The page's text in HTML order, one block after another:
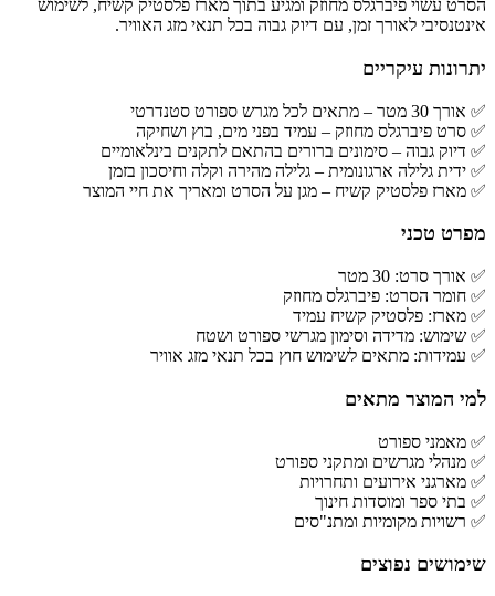
הסרט עשוי פיברגלס מחוזק ומגיע בתוך מארז פלסטיק קשיח, לשימוש
אינטנסיבי לאורך זמן, עם דיוק גבוה בכל תנאי מזג האוויר.
יתרונות עיקריים
✅ אורך 30 מטר – מתאים לכל מגרש ספורט סטנדרטי
✅ סרט פיברגלס מחוזק – עמיד בפני מים, בוץ ושחיקה
✅ דיוק גבוה – סימונים ברורים בהתאם לתקנים בינלאומיים
✅ ידית גלילה ארגונומית – גלילה מהירה וקלה וחיסכון בזמן
✅ מארז פלסטיק קשיח – מגן על הסרט ומאריך את חיי המוצר
מפרט טכני
✅ אורך סרט: 30 מטר
✅ חומר הסרט: פיברגלס מחוזק
✅ מארז: פלסטיק קשיח עמיד
✅ שימוש: מדידה וסימון מגרשי ספורט ושטח
✅ עמידות: מתאים לשימוש חוץ בכל תנאי מזג אוויר
למי המוצר מתאים
✅ מאמני ספורט
✅ מנהלי מגרשים ומתקני ספורט
✅ מארגני אירועים ותחרויות
✅ בתי ספר ומוסדות חינוך
✅ רשויות מקומיות ומתנ"סים
שימושים נפוצים